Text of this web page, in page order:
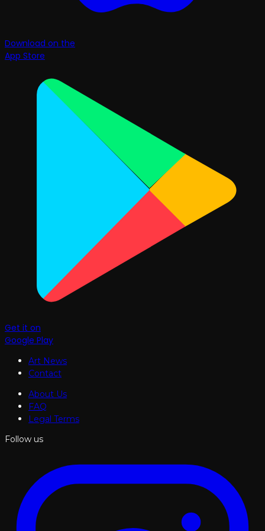
Download on the
App Store
Get it on
Google Play
Art News
Contact
About Us
FAQ
Legal Terms
Follow us